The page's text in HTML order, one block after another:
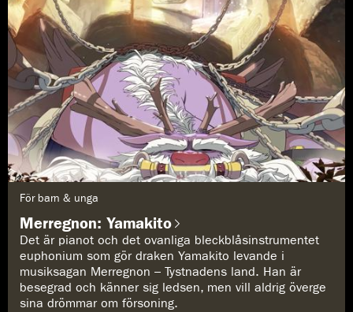
För barn & unga
Merregnon: Yamakito
Det är pianot och det ovanliga bleckblåsinstrumentet
euphonium som gör draken Yamakito levande i
musiksagan Merregnon – Tystnadens land. Han är
besegrad och känner sig ledsen, men vill aldrig överge
sina drömmar om försoning.